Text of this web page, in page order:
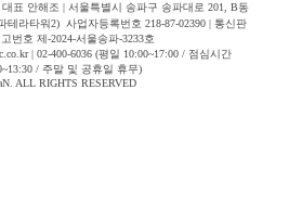
표 안해조 | 서울특별시 송파구 송파대로 201, B동
테라타워2) 사업자등록번호 218-87-02390 | 통신판
번호 제-2024-서울송파-3233호
| 02-400-6036 (평일 10:00~17:00 / 점심시간
/ 주말 및 공휴일 휴무)
ALL RIGHTS RESERVED